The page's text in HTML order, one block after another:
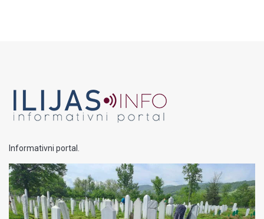
Informativni portal.